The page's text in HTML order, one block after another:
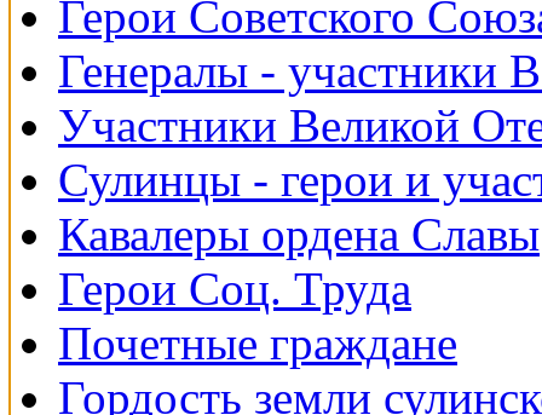
Герои Советского
Генералы - участники
Участники Великой
Сулинцы - герои и
Кавалеры ордена Славы
Герои Соц. Труда
Почетные граждане
Гордость земли